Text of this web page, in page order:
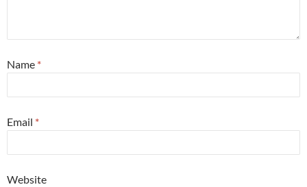
Name *
Email *
Website